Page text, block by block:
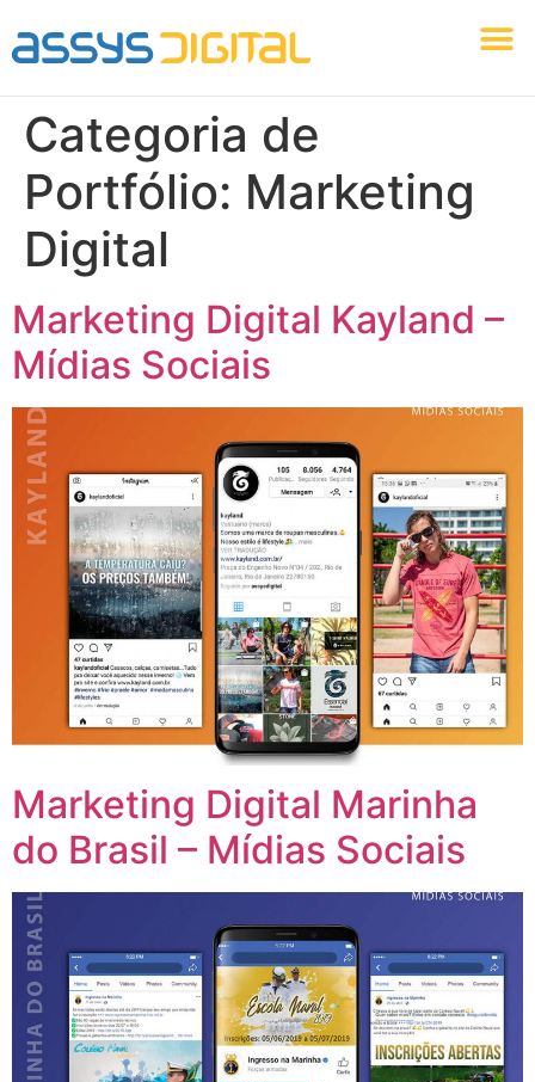
Categoria de
Portfólio: Marketing
Digital
Marketing Digital Kayland –
Mídias Sociais
Marketing Digital Marinha
do Brasil – Mídias Sociais